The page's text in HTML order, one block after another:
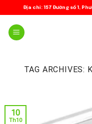
to
content
Địa chỉ: 157 Đường số 1,
TAG ARCHIVES:
10
Th10